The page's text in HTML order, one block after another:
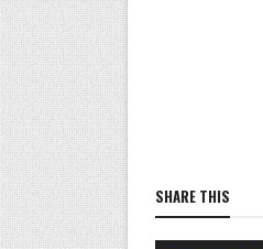
SHARE THIS